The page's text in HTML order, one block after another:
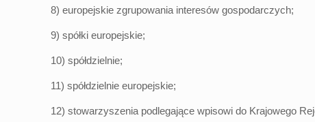
8) europejskie zgrupowania interesów gospodarczych;
9) spółki europejskie;
10) spółdzielnie;
11) spółdzielnie europejskie;
12) stowarzyszenia podlegające wpisowi do Krajowego